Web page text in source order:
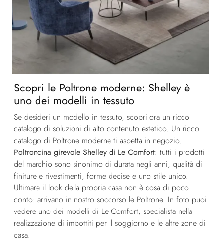
Scopri le Poltrone moderne: Shelley è
uno dei modelli in tessuto
Se desideri un modello in tessuto, scopri ora un ricco
catalogo di soluzioni di alto contenuto estetico. Un ricco
catalogo di Poltrone moderne ti aspetta in negozio.
Poltroncina girevole Shelley di Le Comfort: tutti i prodotti
del marchio sono sinonimo di durata negli anni, qualità di
finiture e rivestimenti, forme decise e uno stile unico.
Ultimare il look della propria casa non è cosa di poco
conto: arrivano in nostro soccorso le Poltrone. In foto puoi
vedere uno dei modelli di Le Comfort, specialista nella
realizzazione di imbottiti per il soggiorno e le altre zone di
casa.